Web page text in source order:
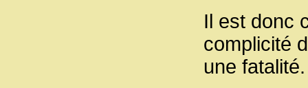
Il est donc
complicité
une fatalité.